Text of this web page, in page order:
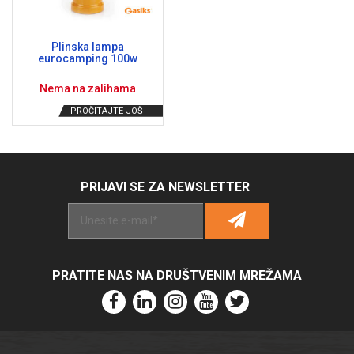
Plinska lampa
eurocamping 100w
Nema na zalihama
PROČITAJTE JOŠ
PRIJAVI SE ZA NEWSLETTER
PRATITE NAS NA DRUŠTVENIM MREŽAMA